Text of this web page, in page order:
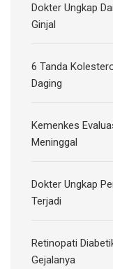
Dokter Ungkap
Ginjal
6 Tanda
Daging
Kemenkes
Meninggal
Dokter Ungkap
Terjadi
Retinopati
Gejalanya